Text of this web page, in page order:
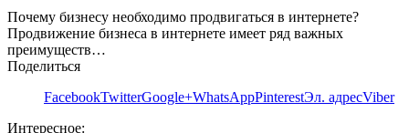
Почему бизнесу необходимо продвигаться в интернете?
Продвижение бизнеса в интернете имеет ряд важных
преимуществ…
Поделиться
FacebookTwitterGoogle+WhatsAppPinterestЭл. адресViber
Интересное: